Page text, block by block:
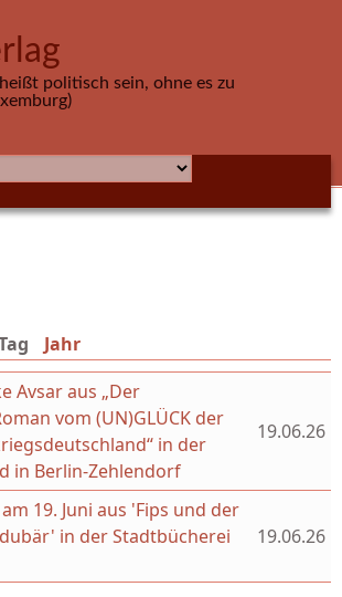
politisch sein, ohne es zu
(aktiver Reiter)
Jahr
Avsar aus „Der
vom (UN)GLÜCK der
in der
in Berlin-Zehlendorf
19.06.26
19. Juni aus 'Fips und der
in der Stadtbücherei
19.06.26